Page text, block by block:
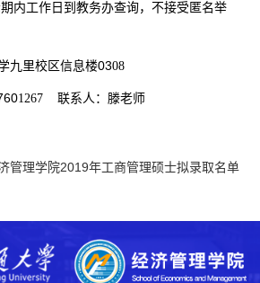
内工作日到教务办查询，不接受匿名举
九里校区信息楼0308
1267 联系人： 滕老师
管理学院2019年工商管理硕士拟录取名单